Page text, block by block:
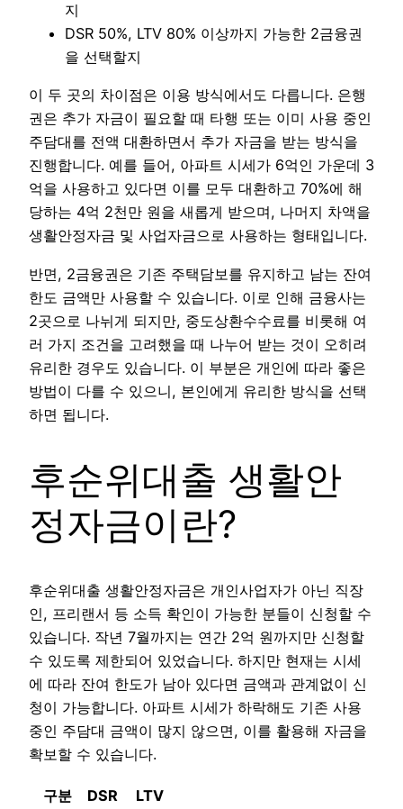
지
DSR 50%, LTV 80% 이상까지 가능한 2금융권
을 선택할지
이 두 곳의 차이점은 이용 방식에서도 다릅니다. 은행
권은 추가 자금이 필요할 때 타행 또는 이미 사용 중인
주담대를 전액 대환하면서 추가 자금을 받는 방식을
진행합니다. 예를 들어, 아파트 시세가 6억인 가운데 3
억을 사용하고 있다면 이를 모두 대환하고 70%에 해
당하는 4억 2천만 원을 새롭게 받으며, 나머지 차액을
생활안정자금 및 사업자금으로 사용하는 형태입니다.
반면, 2금융권은 기존 주택담보를 유지하고 남는 잔여
한도 금액만 사용할 수 있습니다. 이로 인해 금융사는
2곳으로 나뉘게 되지만, 중도상환수수료를 비롯해 여
러 가지 조건을 고려했을 때 나누어 받는 것이 오히려
유리한 경우도 있습니다. 이 부분은 개인에 따라 좋은
방법이 다를 수 있으니, 본인에게 유리한 방식을 선택
하면 됩니다.
후순위대출 생활안
정자금이란?
후순위대출 생활안정자금은 개인사업자가 아닌 직장
인, 프리랜서 등 소득 확인이 가능한 분들이 신청할 수
있습니다. 작년 7월까지는 연간 2억 원까지만 신청할
수 있도록 제한되어 있었습니다. 하지만 현재는 시세
에 따라 잔여 한도가 남아 있다면 금액과 관계없이 신
청이 가능합니다. 아파트 시세가 하락해도 기존 사용
중인 주담대 금액이 많지 않으면, 이를 활용해 자금을
확보할 수 있습니다.
구분 DSR LTV